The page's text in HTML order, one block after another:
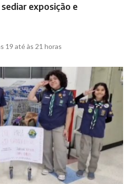
exposição e
19 até às 21 horas